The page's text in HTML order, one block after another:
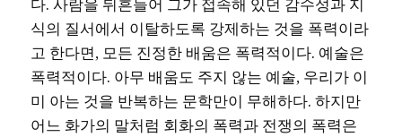
식의 질서에서 이탈하도록 강제하는 것을 폭력이라
고 한다면, 모든 진정한 배움은 폭력적이다. 예술은
폭력적이다. 아무 배움도 주지 않는 예술, 우리가 이
미 아는 것을 반복하는 문학만이 무해하다. 하지만
어느 화가의 말처럼 회화의 폭력과 전쟁의 폭력은